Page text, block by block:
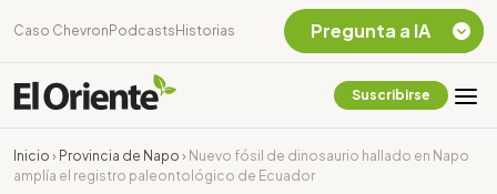
Caso Chevron Podcasts Historias
Suscribirse
Inicio › Provincia de Napo › Nuevo fósil de dinosaurio hallado en Napo
amplía el registro paleontológico de Ecuador
Pregunta a IA
Chevron Ecuador